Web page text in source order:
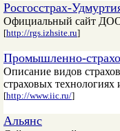
Росгосстрах-
Официальный сайт
[http://rgs.izhsite.ru]
Промышленно-
Описание видов
страховых
[http://www.iic.ru/]
Альянс